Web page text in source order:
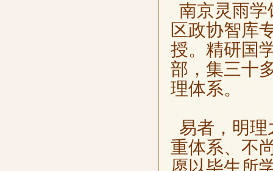
南京灵雨
区政协智库
授。精研国
部，集三十
理体系。
易者，明
重体系、不
愿以毕生所